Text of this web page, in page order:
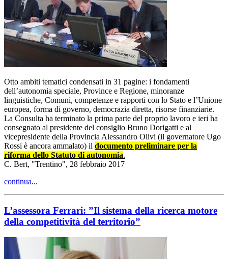
Otto ambiti tematici condensati in 31 pagine: i fondamenti
dell’autonomia speciale, Province e Regione, minoranze
linguistiche, Comuni, competenze e rapporti con lo Stato e l’Unione
europea, forma di governo, democrazia diretta, risorse finanziarie.
La Consulta ha terminato la prima parte del proprio lavoro e ieri ha
consegnato al presidente del consiglio Bruno Dorigatti e al
vicepresidente della Provincia Alessandro Olivi (il governatore Ugo
Rossi è ancora ammalato) il documento preliminare per la
riforma dello Statuto di autonomia.
C. Bert, "Trentino", 28 febbraio 2017
continua...
L’assessora Ferrari: ”Il sistema della ricerca motore
della competitività del territorio”